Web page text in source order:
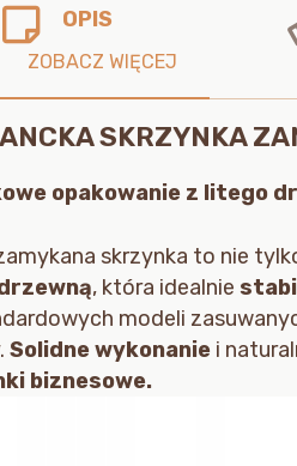
OPIS
SKRZYNKA
opakowanie z litego
skrzynka to nie
, która idealnie
modeli
Solidne wykonanie i
biznesowe.